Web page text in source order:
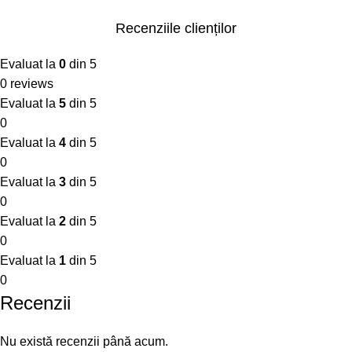
Recenziile clienților
Evaluat la 0 din 5
0 reviews
Evaluat la 5 din 5
0
Evaluat la 4 din 5
0
Evaluat la 3 din 5
0
Evaluat la 2 din 5
0
Evaluat la 1 din 5
0
Recenzii
Nu există recenzii până acum.